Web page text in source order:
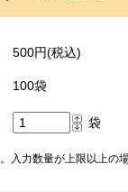
500円(税込)
100袋
袋
入力数量が上限以上の